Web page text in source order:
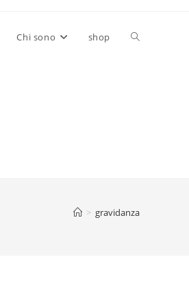
Chi sono shop Attiva/
> gravidanza